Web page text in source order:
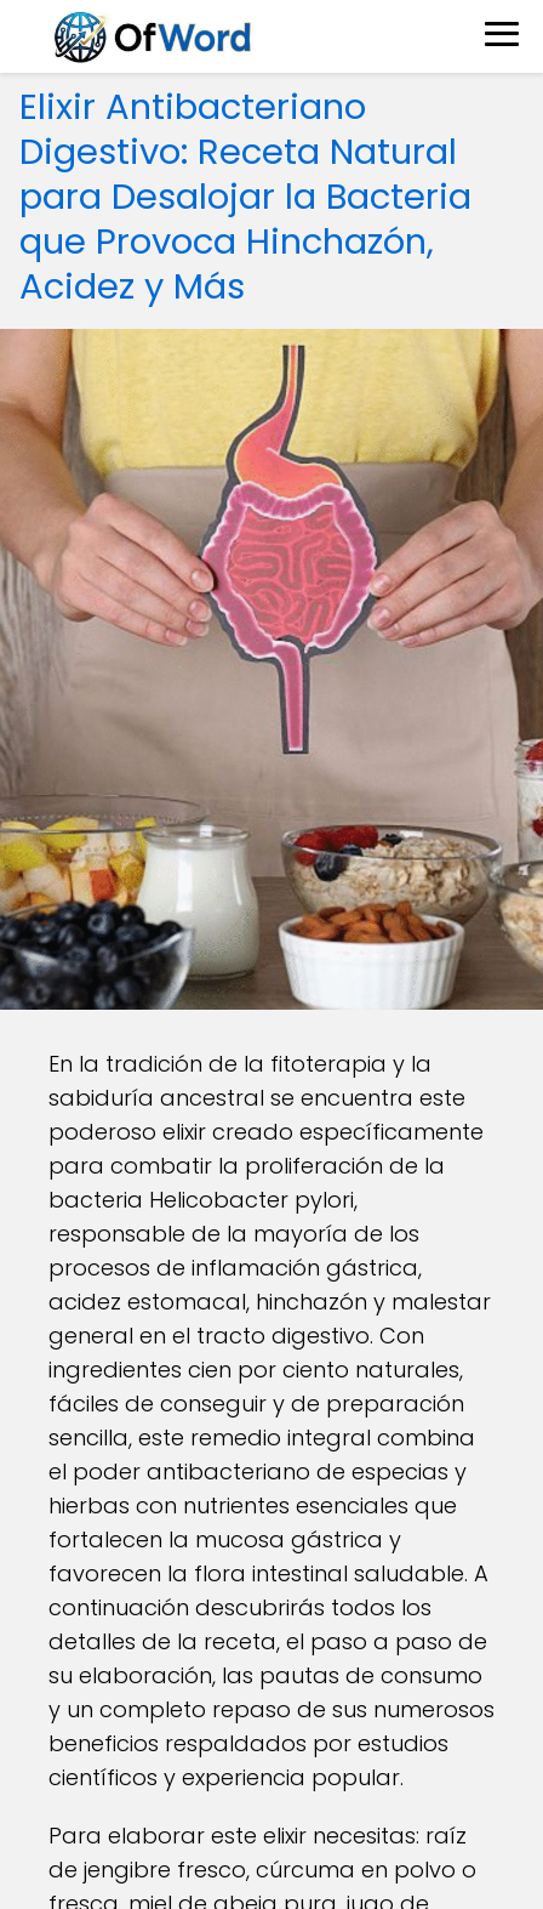
Elixir Antibacteriano
Digestivo: Receta Natural
para Desalojar la Bacteria
que Provoca Hinchazón,
Acidez y Más
En la tradición de la fitoterapia y la
sabiduría ancestral se encuentra este
poderoso elixir creado específicamente
para combatir la proliferación de la
bacteria Helicobacter pylori,
responsable de la mayoría de los
procesos de inflamación gástrica,
acidez estomacal, hinchazón y malestar
general en el tracto digestivo. Con
ingredientes cien por ciento naturales,
fáciles de conseguir y de preparación
sencilla, este remedio integral combina
el poder antibacteriano de especias y
hierbas con nutrientes esenciales que
fortalecen la mucosa gástrica y
favorecen la flora intestinal saludable. A
continuación descubrirás todos los
detalles de la receta, el paso a paso de
su elaboración, las pautas de consumo
y un completo repaso de sus numerosos
beneficios respaldados por estudios
científicos y experiencia popular.
Para elaborar este elixir necesitas: raíz
de jengibre fresco, cúrcuma en polvo o